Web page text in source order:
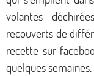
volantes
recouverts de
recette sur
quelques semaines.